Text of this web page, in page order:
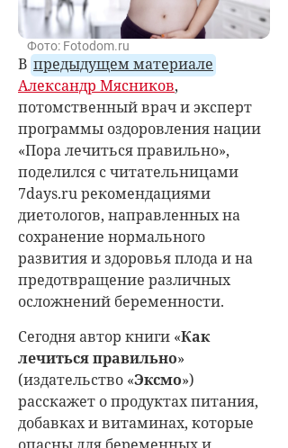
Фото: Fotodom.ru
В предыдущем материале
Александр Мясников,
потомственный врач и эксперт
программы оздоровления нации
«Пора лечиться правильно»,
поделился с читательницами
7days.ru рекомендациями
диетологов, направленных на
сохранение нормального
развития и здоровья плода и на
предотвращение различных
осложнений беременности.
Сегодня автор книги «Как
лечиться правильно»
(издательство «Эксмо»)
расскажет о продуктах питания,
добавках и витаминах, которые